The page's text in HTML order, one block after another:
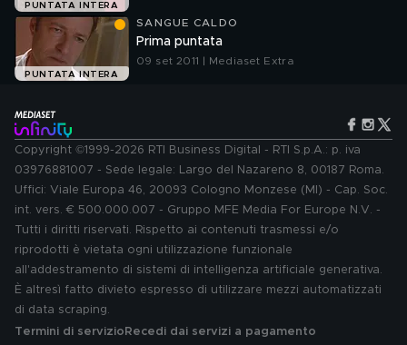
PUNTATA INTERA
PUNTATA INTERA
SANGUE CALDO
Prima puntata
09 set 2011 | Mediaset Extra
Copyright ©1999-2026 RTI Business Digital - RTI S.p.A.: p. iva
03976881007 - Sede legale: Largo del Nazareno 8, 00187 Roma.
Uffici: Viale Europa 46, 20093 Cologno Monzese (MI) - Cap. Soc.
int. vers. € 500.000.007 - Gruppo MFE Media For Europe N.V. -
Tutti i diritti riservati. Rispetto ai contenuti trasmessi e/o
riprodotti è vietata ogni utilizzazione funzionale
all'addestramento di sistemi di intelligenza artificiale generativa.
È altresì fatto divieto espresso di utilizzare mezzi automatizzati
di data scraping.
Termini di servizio Recedi dai servizi a pagamento